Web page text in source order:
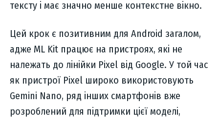
тексту і має значно менше контекстне вікно.
Цей крок є позитивним для Android загалом,
адже ML Kit працює на пристроях, які не
належать до лінійки Pixel від Google. У той час
як пристрої Pixel широко використовують
Gemini Nano, ряд інших смартфонів вже
розроблений для підтримки цієї моделі,